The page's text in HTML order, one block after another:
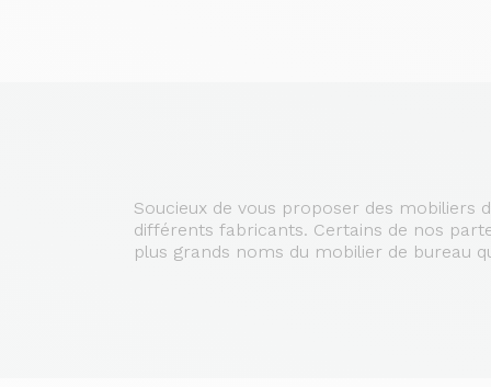
Soucieux de vous proposer des mobiliers
différents fabricants. Certains de nos
plus grands noms du mobilier de bureau